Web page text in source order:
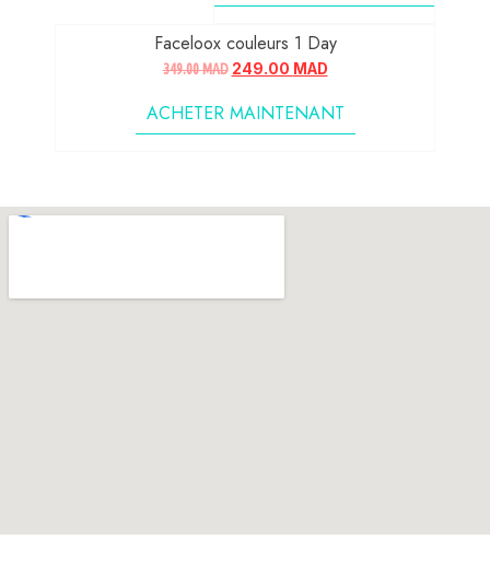
Faceloox couleurs 1 Day
349.00MAD 249.00 MAD
ACHETER MAINTENANT